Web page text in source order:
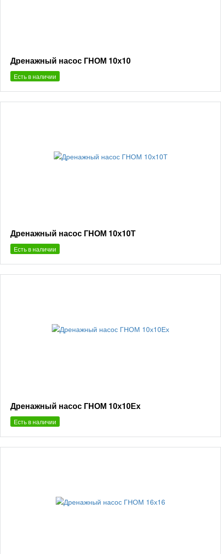
Дренажный насос ГНОМ 10х10
Есть в наличии
Дренажный насос ГНОМ 10х10Т
Есть в наличии
Дренажный насос ГНОМ 10х10Ех
Есть в наличии